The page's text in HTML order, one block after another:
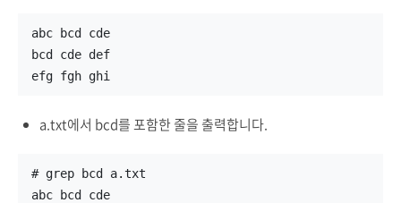
abc bcd cde
bcd cde def
efg fgh ghi
a.txt에서 bcd를 포함한 줄을 출력합니다.
# grep bcd a.txt
abc bcd cde